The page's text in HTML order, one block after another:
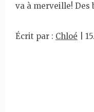
va à merveille! Des
Écrit par : Chloé |